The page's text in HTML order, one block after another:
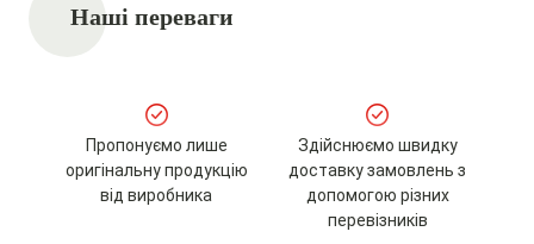
Наші переваги
Пропонуємо лише
оригінальну продукцію
від виробника
Здійснюємо швидку
доставку замовлень з
допомогою різних
перевізників